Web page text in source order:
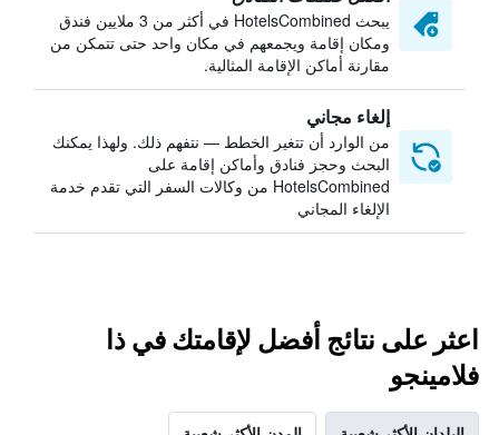
يبحث HotelsCombined في أكثر من 3 ملايين فندق
ومكان إقامة ويجمعهم في مكان واحد حتى تتمكن من
مقارنة أماكن الإقامة المثالية.
إلغاء مجاني
من الوارد أن تتغير الخطط — نتفهم ذلك. ولهذا يمكنك
البحث وحجز فنادق وأماكن إقامة على
HotelsCombined من وكالات السفر التي تقدم خدمة
الإلغاء المجاني
اعثر على نتائج أفضل لإقامتك في ذا
فلامينجو